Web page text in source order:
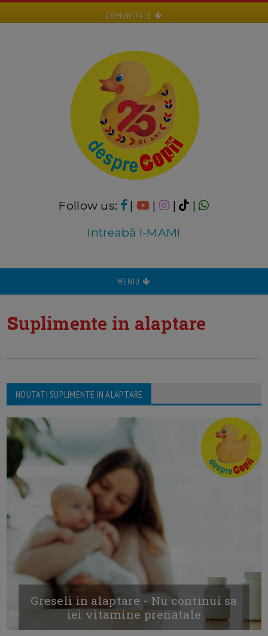
COMUNITATE
Follow us: | | |
|
Intreabă I-MAMI
MENIU
suplimente in alaptare
NOUTATI SUPLIMENTE IN ALAPTARE
Greseli in alaptare - Nu continui sa
iei vitamine prenatale